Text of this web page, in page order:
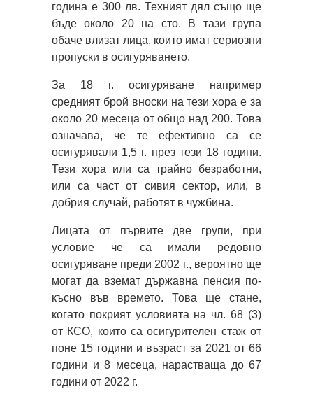
година е 300 лв. Техният дял също ще
бъде около 20 на сто. В тази група
обаче влизат лица, които имат сериозни
пропуски в осигуряването.
За 18 г. осигуряване например
средният брой вноски на тези хора е за
около 20 месеца от общо над 200. Това
означава, че те ефективно са се
осигурявали 1,5 г. през тези 18 години.
Тези хора или са трайно безработни,
или са част от сивия сектор, или, в
добрия случай, работят в чужбина.
Лицата от първите две групи, при
условие че са имали редовно
осигуряване преди 2002 г., вероятно ще
могат да вземат държавна пенсия по-
късно във времето. Това ще стане,
когато покрият условията на чл. 68 (3)
от КСО, които са осигурителен стаж от
поне 15 години и възраст за 2021 от 66
години и 8 месеца, нарастваща до 67
години от 2022 г.